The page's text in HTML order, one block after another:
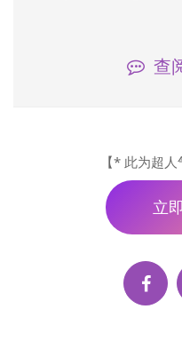
查
【* 此为超
立